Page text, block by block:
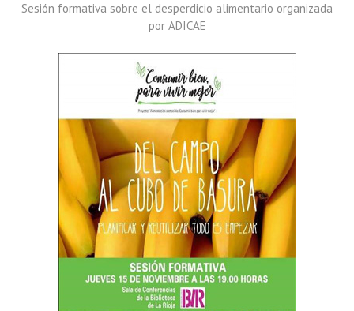
Sesión formativa sobre el desperdicio alimentario organizada
por ADICAE